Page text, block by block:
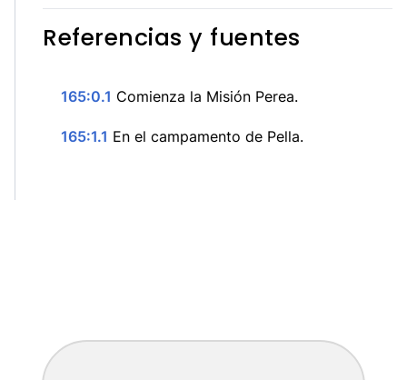
Referencias y fuentes
165:0.1 Comienza la Misión Perea.
165:1.1 En el campamento de Pella.